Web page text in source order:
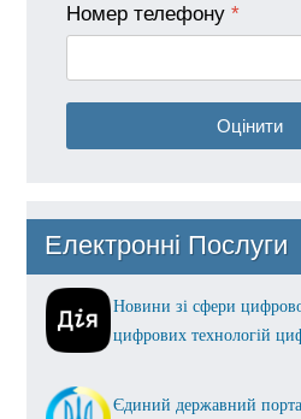
Номер телефону *
Оцінити
Електронні Послуги
Новини зі сфери
цифрових технологій
Єдиний державний